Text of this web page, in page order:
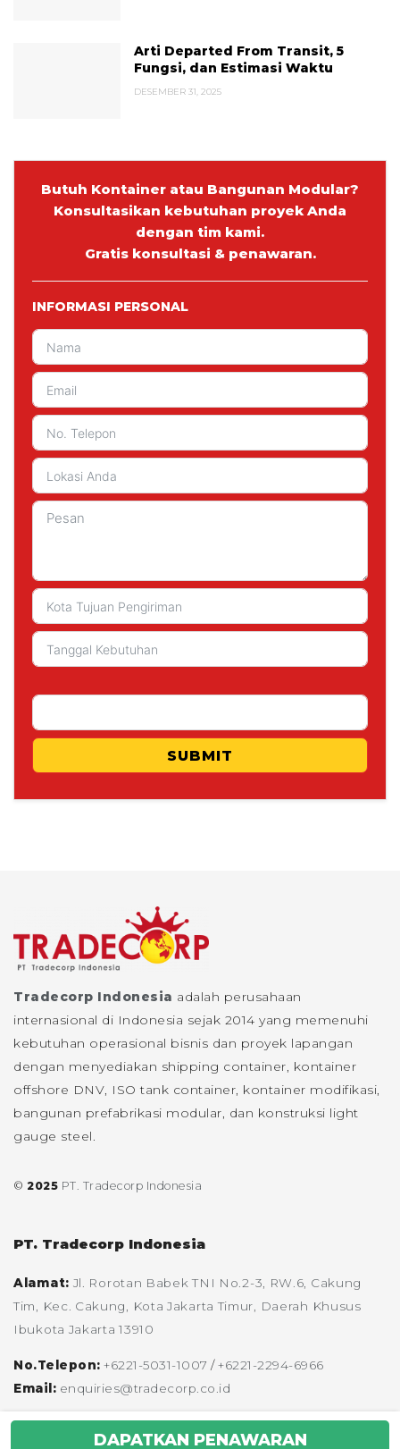
Arti Departed From Transit, 5
Fungsi, dan Estimasi Waktu
DESEMBER 31, 2025
Butuh Kontainer atau Bangunan Modular?
Konsultasikan kebutuhan proyek Anda
dengan tim kami.
Gratis konsultasi & penawaran.
INFORMASI PERSONAL
SUBMIT
Tradecorp Indonesia adalah perusahaan
internasional di Indonesia sejak 2014 yang memenuhi
kebutuhan operasional bisnis dan proyek lapangan
dengan menyediakan shipping container, kontainer
offshore DNV, ISO tank container, kontainer modifikasi,
bangunan prefabrikasi modular, dan konstruksi light
gauge steel.
© 2025 PT. Tradecorp Indonesia
PT. Tradecorp Indonesia
Alamat: Jl. Rorotan Babek TNI No.2-3, RW.6, Cakung
Tim, Kec. Cakung, Kota Jakarta Timur, Daerah Khusus
Ibukota Jakarta 13910
No.Telepon: +6221-5031-1007 /+6221-2294-6966
Email: enquiries@tradecorp.co.id
DAPATKAN PENAWARAN